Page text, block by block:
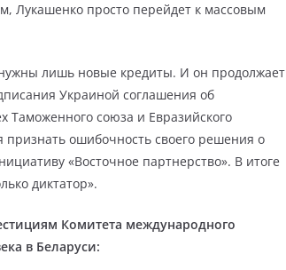
Лукашенко просто перейдет к массовым
лишь новые кредиты. И он продолжает
Украиной соглашения об
Таможенного союза и Евразийского
признать ошибочность своего решения о
«Восточное партнерство». В итоге
диктатор».
Комитета международного
в Беларуси: